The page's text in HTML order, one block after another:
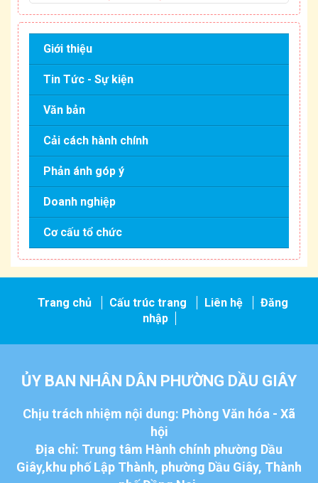
Giới thiệu
Tin Tức - Sự kiện
Văn bản
Cải cách hành chính
Phản ánh góp ý
Doanh nghiệp
Cơ cấu tổ chức
Trang chủ Cấu trúc trang Liên hệ
Đăng
nhập
ỦY BAN NHÂN DÂN PHƯỜNG DẦU GIÂY
Chịu trách nhiệm nội dung: Phòng Văn hóa - Xã
hội
Địa chỉ: Trung tâm Hành chính phường Dầu
Giây,khu phố Lập Thành, phường Dầu Giây, Thành